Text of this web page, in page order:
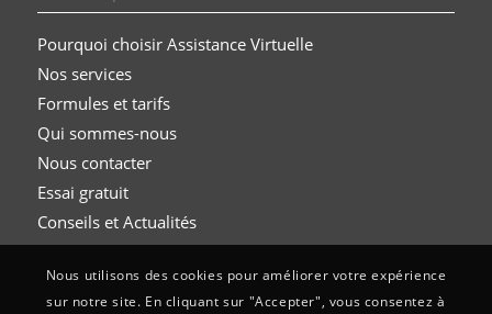
Pourquoi choisir Assistance Virtuelle
Nos services
Formules et tarifs
Qui sommes-nous
Nous contacter
Essai gratuit
Conseils et Actualités
Nous utilisons des cookies pour améliorer votre expérience
sur notre site. En cliquant sur "Accepter", vous consentez à